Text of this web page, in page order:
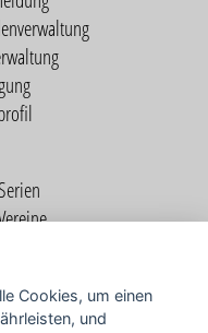
Cookies, um einen
und